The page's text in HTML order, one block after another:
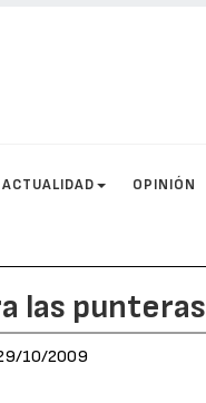
ACTUALIDAD OPINIÓN
las
10/2009